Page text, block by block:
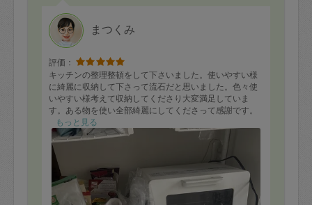
まつくみ
評価：
キッチンの整理整頓をして下さいました。使いやすい様
に綺麗に収納して下さって流石だと思いました。色々使
いやすい様考えて収納してくださり大変満足していま
す。ある物を使い全部綺麗にしてくださって感謝です。
あったら便利な物も教えてくれました。是非またお願い
したいと思いました。本当に有難うございました。
もっと見る